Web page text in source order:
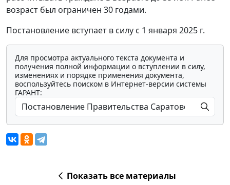
возраст был ограничен 30 годами.
Постановление вступает в силу с 1 января 2025 г.
Для просмотра актуального текста документа и
получения полной информации о вступлении в силу,
изменениях и порядке применения документа,
воспользуйтесь поиском в Интернет-версии системы
ГАРАНТ:
Показать все материалы